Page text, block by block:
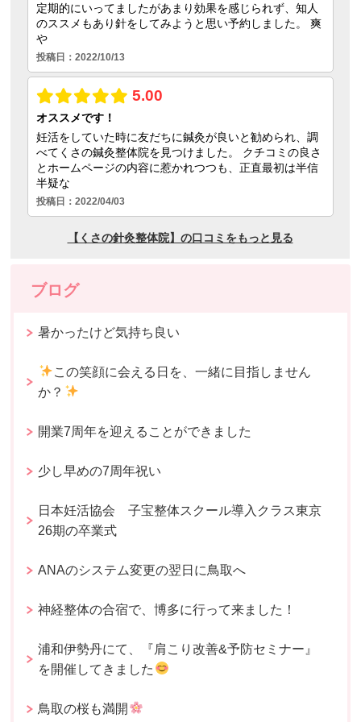
ブログ
暑かったけど気持ち良い
この笑顔に会える日を、一緒に目指しません
か？
開業7周年を迎えることができました
少し早めの7周年祝い
日本妊活協会 子宝整体スクール導入クラス東京
26期の卒業式
ANAのシステム変更の翌日に鳥取へ
神経整体の合宿で、博多に行って来ました！
浦和伊勢丹にて、『肩こり改善&予防セミナー』
を開催してきました
鳥取の桜も満開